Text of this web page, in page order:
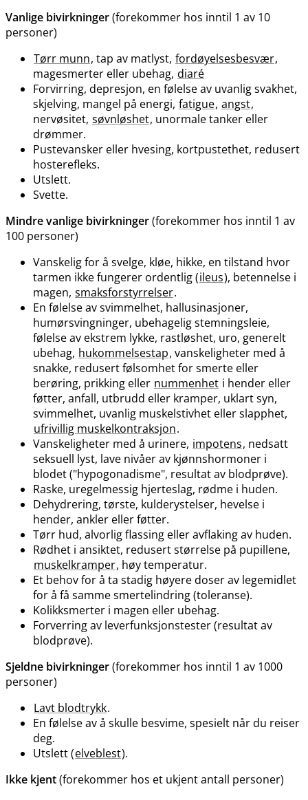
Vanlige bivirkninger(forekommer hos inntil 1 av 10
personer)
Tørr munn, tap av matlyst, fordøyelsesbesvær,
magesmerter eller ubehag, diaré
Forvirring, depresjon, en følelse av uvanlig svakhet,
skjelving, mangel på energi, fatigue, angst,
nervøsitet, søvnløshet, unormale tanker eller
drømmer.
Pustevansker eller hvesing, kortpustethet, redusert
hosterefleks.
Utslett.
Svette.
Mindre vanlige bivirkninger(forekommer hos inntil 1 av
100 personer)
Vanskelig for å svelge, kløe, hikke, en tilstand hvor
tarmen ikke fungerer ordentlig (ileus), betennelse i
magen, smaksforstyrrelser.
En følelse av svimmelhet, hallusinasjoner,
humørsvingninger, ubehagelig stemningsleie,
følelse av ekstrem lykke, rastløshet, uro, generelt
ubehag, hukommelsestap, vanskeligheter med å
snakke, redusert følsomhet for smerte eller
berøring, prikking eller nummenhet i hender eller
føtter, anfall, utbrudd eller kramper, uklart syn,
svimmelhet, uvanlig muskelstivhet eller slapphet,
ufrivillig muskelkontraksjon.
Vanskeligheter med å urinere, impotens, nedsatt
seksuell lyst, lave nivåer av kjønnshormoner i
blodet ("hypogonadisme", resultat av blodprøve).
Raske, uregelmessig hjerteslag, rødme i huden.
Dehydrering, tørste, kulderystelser, hevelse i
hender, ankler eller føtter.
Tørr hud, alvorlig flassing eller avflaking av huden.
Rødhet i ansiktet, redusert størrelse på pupillene,
muskelkramper, høy temperatur.
Et behov for å ta stadig høyere doser av legemidlet
for å få samme smertelindring (toleranse).
Kolikksmerter i magen eller ubehag.
Forverring av leverfunksjonstester (resultat av
blodprøve).
Sjeldne bivirkninger(forekommer hos inntil 1 av 1000
personer)
Lavt blodtrykk.
En følelse av å skulle besvime, spesielt når du reiser
deg.
Utslett (elveblest).
Ikke kjent(forekommer hos et ukjent antall personer)